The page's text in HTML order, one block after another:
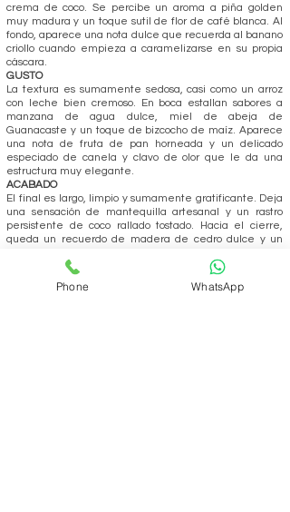
crema de coco. Se percibe un aroma a piña golden
muy madura y un toque sutil de flor de café blanca. Al
fondo, aparece una nota dulce que recuerda al banano
criollo cuando empieza a caramelizarse en su propia
cáscara.
GUSTO
La textura es sumamente sedosa, casi como un arroz
con leche bien cremoso. En boca estallan sabores a
manzana de agua dulce, miel de abeja de
Guanacaste y un toque de bizcocho de maíz. Aparece
una nota de fruta de pan horneada y un delicado
especiado de canela y clavo de olor que le da una
estructura muy elegante.
ACABADO
El final es largo, limpio y sumamente gratificante. Deja
una sensación de mantequilla artesanal y un rastro
persistente de coco rallado tostado. Hacia el cierre,
queda un recuerdo de madera de cedro dulce y un
mandarina, dejando el paladar suave y perfumado.
Phone WhatsApp